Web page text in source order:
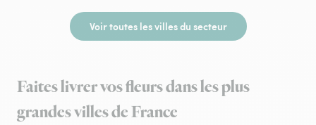
Voir toutes les villes du secteur
Faites livrer vos fleurs dans les plus
grandes villes de France